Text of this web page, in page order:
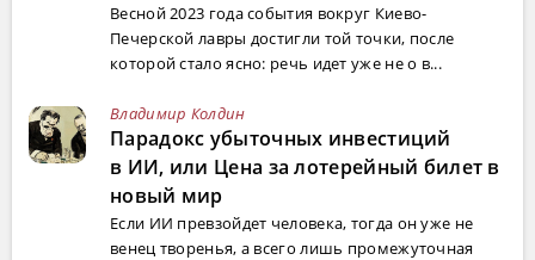
Весной 2023 года события вокруг Киево-
Печерской лавры достигли той точки, после
которой стало ясно: речь идет уже не о в...
Владимир Колдин
Парадокс убыточных инвестиций
в ИИ, или Цена за лотерейный билет в
новый мир
Если ИИ превзойдет человека, тогда он уже не
венец творенья, а всего лишь промежуточная